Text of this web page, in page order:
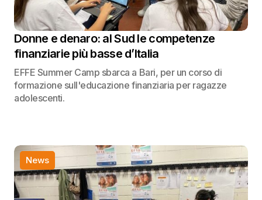
Donne e denaro: al Sud le competenze
finanziarie più basse d’Italia
EFFE Summer Camp sbarca a Bari, per un corso di
formazione sull'educazione finanziaria per ragazze
adolescenti.
News